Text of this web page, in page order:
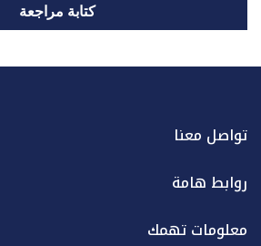
كتابة مراجعة
تواصل معنا
روابط هامة
معلومات تهمك